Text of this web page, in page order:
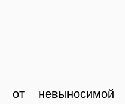
от невыносимой